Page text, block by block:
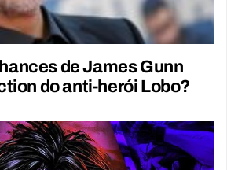
de James Gunn
do anti-herói Lobo?